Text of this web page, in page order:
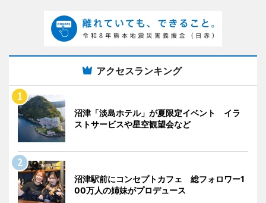
アクセスランキング
沼津「淡島ホテル」が夏限定イベント イラ
ストサービスや星空観望会など
沼津駅前にコンセプトカフェ 総フォロワー1
00万人の姉妹がプロデュース